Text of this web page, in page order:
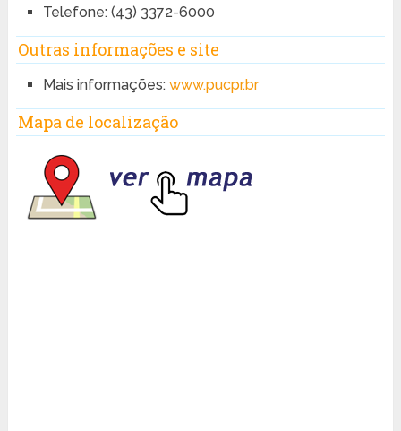
Telefone: (43) 3372-6000
Outras informações e site
Mais informações: www.pucpr.br
Mapa de localização